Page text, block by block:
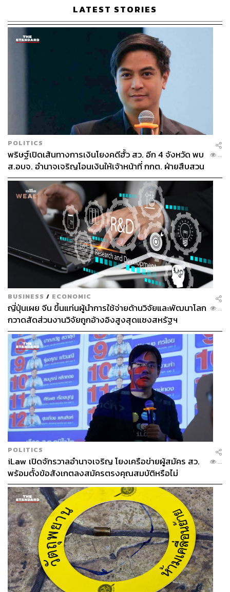
LATEST STORIES
POLITICS
พริษฐ์เปิดเส้นทางการเงินโยงคดีฮั้ว สว. อีก 4 จังหวัด พบ
ส.อบจ. อำนาจเจริญโอนเงินให้เจ้าหน้าที่ กกต. ฝ่ายสืบสวน
...
BUSINESS / ECONOMIC
ญี่ปุ่นเผย จีน ขึ้นแท่นผู้นำการใช้จ่ายด้านวิจัยและพัฒนาโลก
กวาดสัดส่วนงานวิจัยถูกอ้างอิงสูงสุดแซงสหรัฐฯ
...
POLITICS
iLaw เปิดจักรวาลอำนาจเจริญ โยงเครือข่ายผู้สมัคร สว.
พร้อมตั้งข้อสังเกตลงสมัครตรงคุณสมบัติหรือไม่
...